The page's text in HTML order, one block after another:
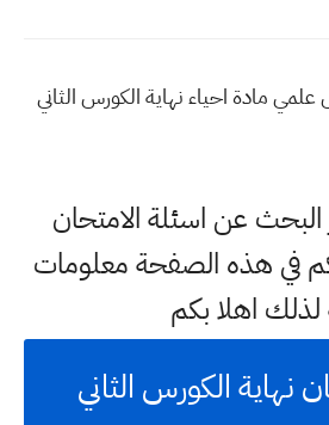
مادة احياء نهاية الكورس الثاني
البحث عن اسئلة الامتحان
في هذه الصفحة معلومات
لذلك اهلا بكم
نهاية الكورس الثاني